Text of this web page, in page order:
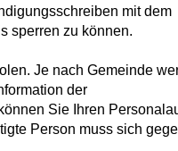
mit dem
sperren zu können.
Je nach Gemeinde
der
Sie Ihren
Person muss sich